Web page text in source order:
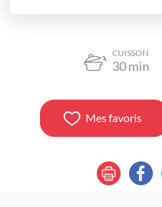
CUISSON
30min
Mes favoris